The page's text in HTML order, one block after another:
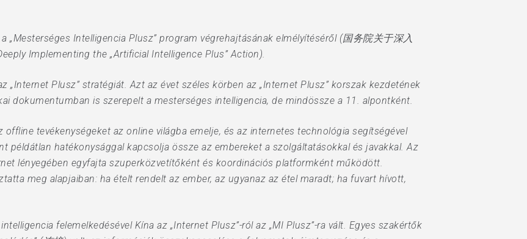
„Mesterséges Intelligencia Plusz” program végrehajtásának elmélyítéséről (国务院关于深入
Implementing the „Artificial Intelligence Plus” Action).
„Internet Plusz” stratégiát. Azt az évet széles körben az „Internet Plusz” korszak kezdetének
dokumentumban is szerepelt a mesterséges intelligencia, de mindössze a 11. alpontként.
offline tevékenységeket az online világba emelje, és az internetes technológia segítségével
példátlan hatékonysággal kapcsolja össze az embereket a szolgáltatásokkal és javakkal. Az
lényegében egyfajta szuperközvetítőként és koordinációs platformként működött.
meg alapjaiban: ha ételt rendelt az ember, az ugyanaz az étel maradt; ha fuvart hívott,
felemelkedésével Kína az „Internet Plusz”-ról az „MI Plusz”-ra vált. Egyes szakértők